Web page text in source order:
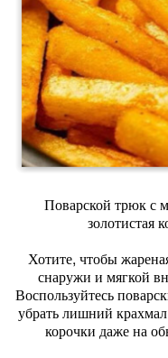
Поварской трюк с
золотистая
Хотите, чтобы
снаружи и мягкой
Воспользуйтесь
убрать лишний
корочки даже на